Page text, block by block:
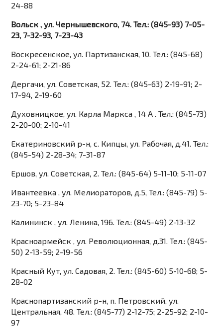
24-88
Вольск , ул. Чернышевского, 74. Тел.: (845-93) 7-05-
23, 7-32-93, 7-23-43
Воскресенское, ул. Партизанская, 10. Тел.: (845-68)
2-24-61; 2-21-86
Дергачи, ул. Советская, 52. Тел.: (845-63) 2-19-91; 2-
17-94, 2-19-60
Духовницкое, ул. Карла Маркса , 14 А . Тел.: (845-73)
2-20-00; 2-10-41
Екатериновский р-н, с. Кипцы, ул. Рабочая, д.41. Тел.:
(845-54) 2-28-34; 7-31-87
Ершов, ул. Советская, 2. Тел.: (845-64) 5-11-10; 5-11-07
Ивантеевка , ул. Мелиораторов, д.5, Тел.: (845-79) 5-
23-70; 5-23-84
Калининск , ул. Ленина, 196. Тел.: (845-49) 2-13-32
Красноармейск , ул. Революционная, д.31. Тел.: (845-
50) 2-13-59; 2-19-56
Красный Кут, ул. Садовая, 2. Тел.: (845-60) 5-10-68; 5-
28-02
Краснопартизанский р-н, п. Петровский, ул.
Центральная, 48. Тел.: (845-77) 2-12-75; 2-25-92; 2-10-
97